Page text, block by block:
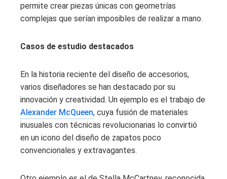
permite crear piezas únicas con geometrías
complejas que serían imposibles de realizar a mano.
Casos de estudio destacados
En la historia reciente del diseño de accesorios,
varios diseñadores se han destacado por su
innovación y creatividad. Un ejemplo es el trabajo de
Alexander McQueen, cuya fusión de materiales
inusuales con técnicas revolucionarias lo convirtió
en un icono del diseño de zapatos poco
convencionales y extravagantes.